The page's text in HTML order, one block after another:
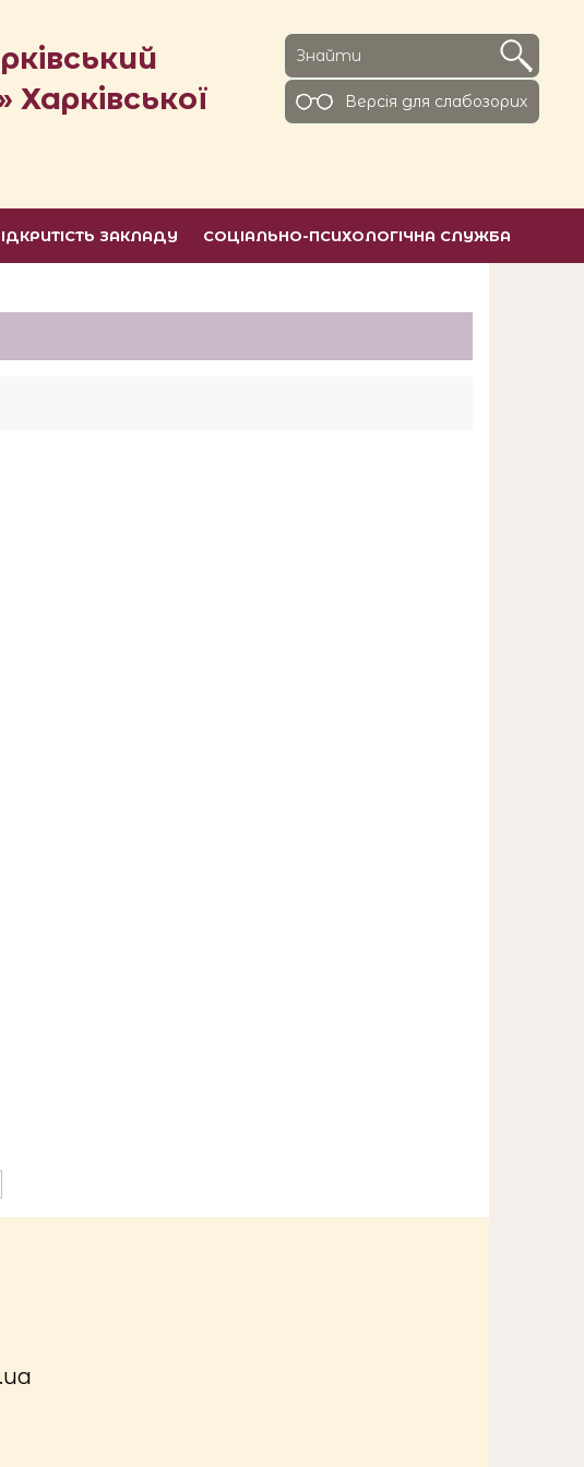
Харківської
Версiя для слабозорих
ЗАКЛАДУ СОЦІАЛЬНО-ПСИХОЛОГІЧНА СЛУЖБА